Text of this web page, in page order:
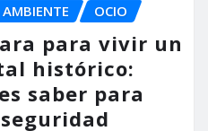
OCIO
para vivir un
histórico:
saber para